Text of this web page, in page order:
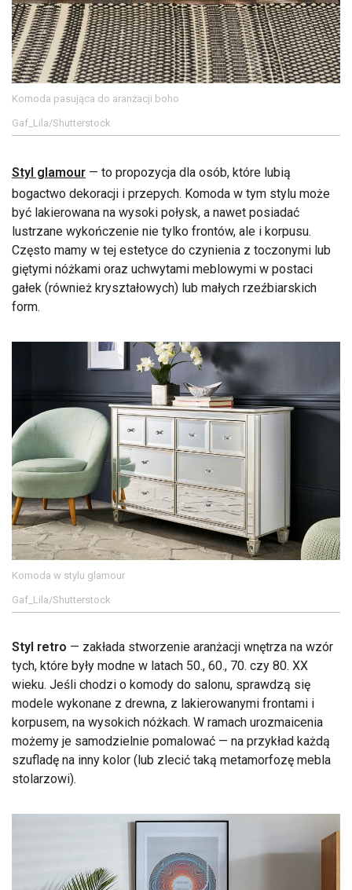
Komoda pasująca do aranżacji boho
Gaf_Lila/Shutterstock
Styl glamour — to propozycja dla osób, które lubią
bogactwo dekoracji i przepych. Komoda w tym stylu może
być lakierowana na wysoki połysk, a nawet posiadać
lustrzane wykończenie nie tylko frontów, ale i korpusu.
Często mamy w tej estetyce do czynienia z toczonymi lub
giętymi nóżkami oraz uchwytami meblowymi w postaci
gałek (również kryształowych) lub małych rzeźbiarskich
form.
Komoda w stylu glamour
Gaf_Lila/Shutterstock
Styl retro — zakłada stworzenie aranżacji wnętrza na wzór
tych, które były modne w latach 50., 60., 70. czy 80. XX
wieku. Jeśli chodzi o komody do salonu, sprawdzą się
modele wykonane z drewna, z lakierowanymi frontami i
korpusem, na wysokich nóżkach. W ramach urozmaicenia
możemy je samodzielnie pomalować — na przykład każdą
szufladę na inny kolor (lub zlecić taką metamorfozę mebla
stolarzowi).